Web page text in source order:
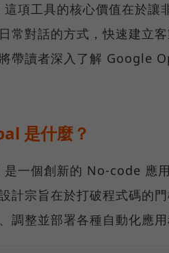
項工具的核心價值在於讓
常對話的方式，快速建立
將帶讀者深入了解 Google
是什麼？
一個創新的 No-code 應
計宗旨在於打破程式碼的
調整並部署各種自動化應用